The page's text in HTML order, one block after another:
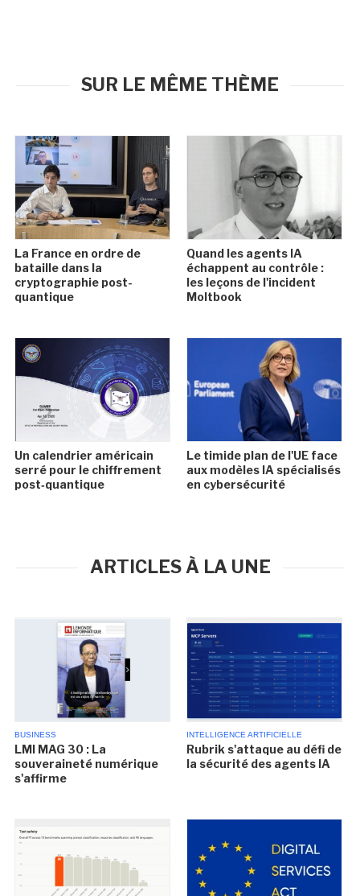
SUR LE MÊME THÈME
La France en ordre de
bataille dans la
cryptographie post-
quantique
Quand les agents IA
échappent au contrôle :
les leçons de l'incident
Moltbook
Un calendrier américain
serré pour le chiffrement
post‑quantique
Le timide plan de l'UE face
aux modèles IA spécialisés
en cybersécurité
ARTICLES À LA UNE
BUSINESS
LMI MAG 30 : La
souveraineté numérique
s'affirme
INTELLIGENCE ARTIFICIELLE
Rubrik s'attaque au défi de
la sécurité des agents IA